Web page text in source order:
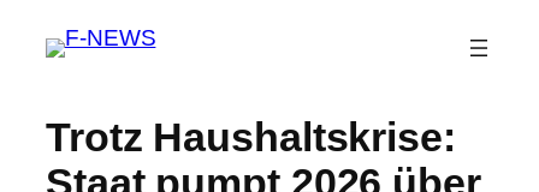
Trotz Haushaltskrise:
Staat pumpt 2026 über